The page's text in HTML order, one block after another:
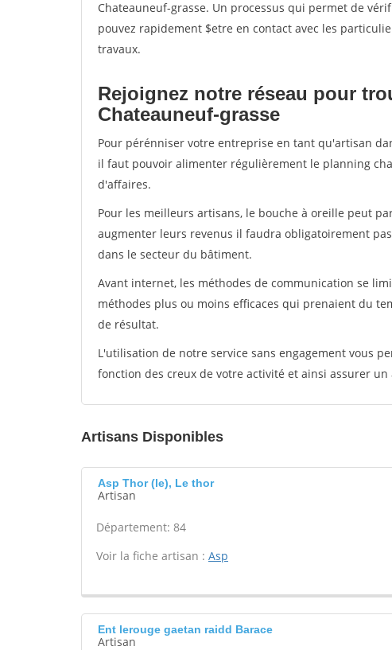
Chateauneuf-grasse. Un processus qui permet de
pouvez rapidement $etre en contact avec les
travaux.
Rejoignez notre réseau pour
Chateauneuf-grasse
Pour pérénniser votre entreprise en tant qu'artisan
il faut pouvoir alimenter régulièrement le planning
d'affaires.
Pour les meilleurs artisans, le bouche à oreille peut
augmenter leurs revenus il faudra obligatoirement
dans le secteur du bâtiment.
Avant internet, les méthodes de communication se
méthodes plus ou moins efficaces qui prenaient du
de résultat.
L'utilisation de notre service sans engagement vous
fonction des creux de votre activité et ainsi assurer un
Artisans Disponibles
Asp Thor (le), Le thor
Artisan
Département: 84
Voir la fiche artisan : Asp
Ent lerouge gaetan raidd Barace
Artisan